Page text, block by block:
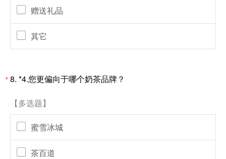
赠送礼品
其它
*8. *4.您更偏向于哪个奶茶品牌？
【多选题】
蜜雪冰城
茶百道